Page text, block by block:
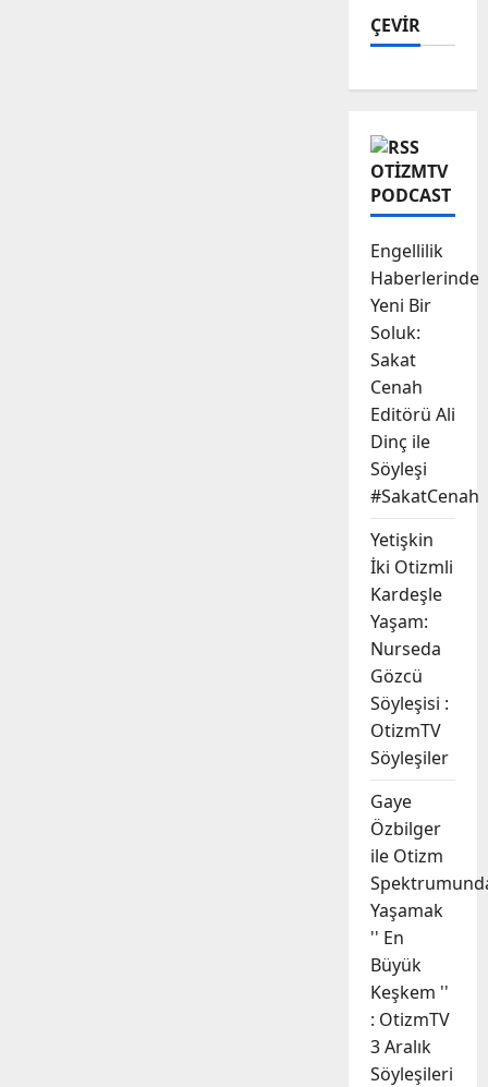
ÇEVİR
OTIZMTV
PODCAST
Engellilik
Haberlerinde
Yeni Bir
Soluk:
Sakat
Cenah
Editörü Ali
Dinç ile
Söyleşi
#SakatCenah
Yetişkin
İki Otizmli
Kardeşle
Yaşam:
Nurseda
Gözcü
Söyleşisi :
OtizmTV
Söyleşiler
Gaye
Özbilger
ile Otizm
Yaşamak
'' En
Büyük
Keşkem ''
: OtizmTV
3 Aralık
Söyleşileri